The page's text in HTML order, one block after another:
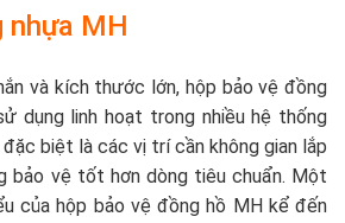
nhựa MH
và kích thước lớn, hộp bảo vệ đồng
dụng linh hoạt trong nhiều hệ thống
biệt là các vị trí cần không gian lắp
bảo vệ tốt hơn dòng tiêu chuẩn. Một
của hộp bảo vệ đồng hồ MH kể đến